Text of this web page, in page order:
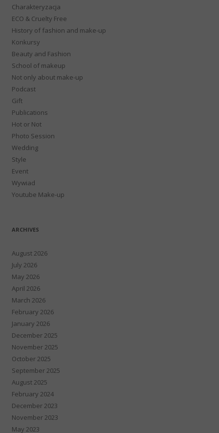
Charakteryzacja
ECO & Cruelty Free
History of fashion and make-up
Konkursy
Beauty and Fashion
School of makeup
Not only about make-up
Podcast
Gift
Publications
Hot or Not
Photo Session
Wedding
Style
Event
Wywiad
Youtube Make-up
ARCHIVES
August 2026
July 2026
May 2026
April 2026
March 2026
February 2026
January 2026
December 2025
November 2025
October 2025
September 2025
August 2025
February 2024
December 2023
November 2023
May 2023